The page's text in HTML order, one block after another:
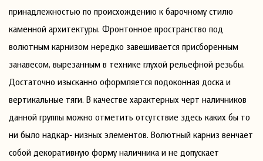
принадлежностью по происхождению к барочному стилю
каменной архитектуры. Фронтонное пространство под
волютным карнизом нередко завешивается присборенным
занавесом, вырезанным в технике глухой рельефной резьбы.
Достаточно изысканно оформляется подоконная доска и
вертикальные тяги. В качестве характерных черт наличников
данной группы можно отметить отсутствие здесь каких бы то
ни было надкар- низных элементов. Волютный карниз венчает
собой декоративную форму наличника и не допускает